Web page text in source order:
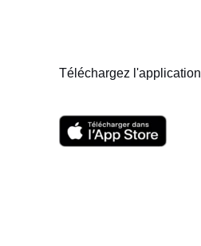
Téléchargez l'application